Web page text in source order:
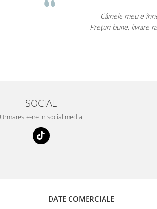
Câinele meu e înnebunit
Prețuri bune, livrare rapidă și
SOCIAL
Urmareste-ne in social media
DATE COMERCIALE